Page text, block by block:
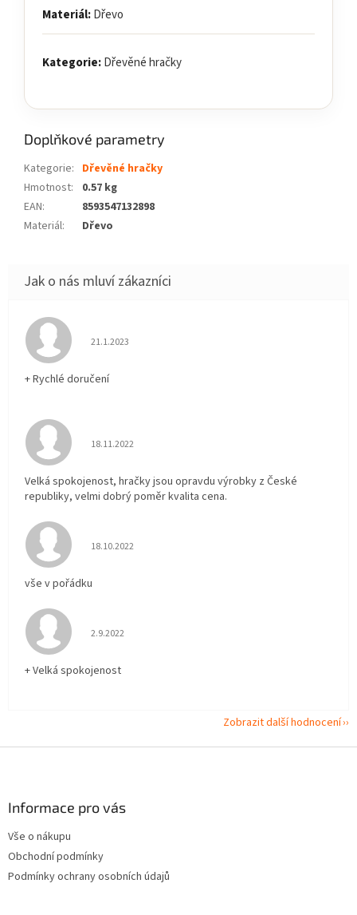
Materiál:Dřevo
Kategorie:Dřevěné hračky
Doplňkové parametry
Kategorie: Dřevěné hračky
Hmotnost:
0.57 kg
EAN:
8593547132898
Materiál: Dřevo
Hodnocení obchodu je 5 z 5 hvězdiček.
21.1.2023
+ Rychlé doručení
Hodnocení obchodu je 5 z 5 hvězdiček.
18.11.2022
Velká spokojenost, hračky jsou opravdu výrobky z České
republiky, velmi dobrý poměr kvalita cena.
Hodnocení obchodu je 5 z 5 hvězdiček.
18.10.2022
vše v pořádku
Hodnocení obchodu je 5 z 5 hvězdiček.
2.9.2022
+ Velká spokojenost
Zobrazit další hodnocení
Informace pro vás
Vše o nákupu
Obchodní podmínky
Podmínky ochrany osobních údajů